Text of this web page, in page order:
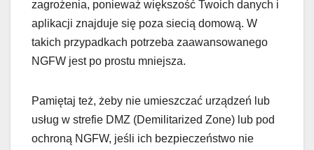
zagrożenia, ponieważ większość Twoich danych i
aplikacji znajduje się poza siecią domową. W
takich przypadkach potrzeba zaawansowanego
NGFW jest po prostu mniejsza.
Pamiętaj też, żeby nie umieszczać urządzeń lub
usług w strefie DMZ (Demilitarized Zone) lub pod
ochroną NGFW, jeśli ich bezpieczeństwo nie